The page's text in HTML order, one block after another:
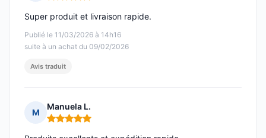
Publié le 11/03/2026 à 14h16
suite à un achat du 09/02/2026
Super produit et livraison rapide.
Avis traduit
M
Manuela L.
Note : 5 sur 5